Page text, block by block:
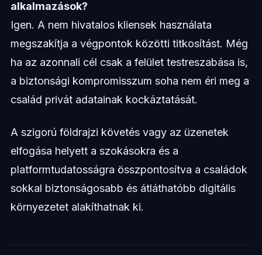
alkalmazások?
Igen. A nem hivatalos kliensek használata
megszakítja a végpontok közötti titkosítást. Még
ha az azonnali cél csak a felület testreszabása is,
a biztonsági kompromisszum soha nem éri meg a
család privát adatainak kockáztatását.
A szigorú földrajzi követés vagy az üzenetek
elfogása helyett a szokásokra és a
platformtudatosságra összpontosítva a családok
sokkal biztonságosabb és átláthatóbb digitális
környezetet alakíthatnak ki.